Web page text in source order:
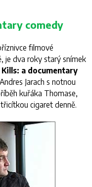
comedy
filmové
je dva roky starý snímek
a documentary
Jarach s notnou
kuřáka Thomase,
cigaret denně.